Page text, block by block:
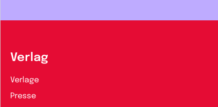
Verlag
Verlage
Presse